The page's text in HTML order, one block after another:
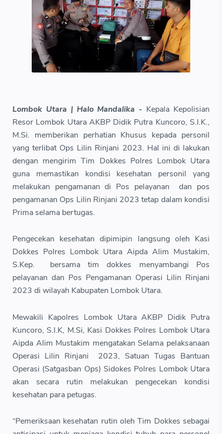
Lombok Utara | Halo Mandalika - Kepala Kepolisian
Resor Lombok Utara AKBP Didik Putra Kuncoro, S.I.K.,
M.Si. memberikan perhatian Khusus kepada personil
yang terlibat Ops Lilin Rinjani 2023. Hal ini di lakukan
dengan mengirim Tim Dokkes Polres Lombok Utara
guna memastikan kondisi kesehatan personil yang
melakukan pengamanan di Pos pelayanan dan pos
pengamanan Ops Lilin Rinjani 2023 tetap dalam kondisi
Prima selama bertugas.
Pengecekan kesehatan dipimipin langsung oleh Kasi
Dokkes Polres Lombok Utara Aipda Alim Mustakim,
S.Kep. bersama tim dokkes menyambangi Pos
pelayanan dan Pos Pengamanan Operasi Lilin Rinjani
2023 di wilayah Kabupaten Lombok Utara.
Mewakili Kapolres Lombok Utara AKBP Didik Putra
Kuncoro, S.I.K, M.Si, Kasi Dokkes Polres Lombok Utara
Aipda Alim Mustakim mengatakan Selama pelaksanaan
Operasi Lilin Rinjani 2023, Satuan Tugas Bantuan
Operasi (Satgasban Ops) Sidokes Polres Lombok Utara
akan secara rutin melakukan pengecekan kondisi
kesehatan para petugas.
“Pemeriksaan kesehatan rutin oleh Tim Dokkes sebagai